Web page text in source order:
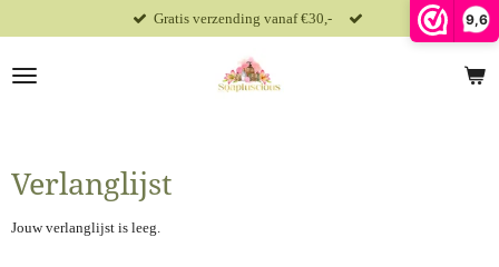
9,6
direct
de
Gratis verzending vanaf €30,-
Verlanglijst
Jouw verlanglijst is leeg.